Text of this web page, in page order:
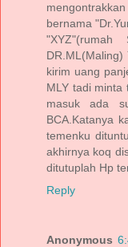
bernama
kirim uang
MLY tadi minta
masuk ada
BCA.Katanya
temenku
akhirnya koq
ditutuplah Hp
Reply
Anonymous